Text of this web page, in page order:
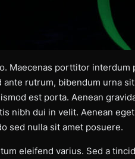
Maecenas porttitor
rutrum, bibendum urna
est porta. Aenean
nibh dui in velit. Aenean
sed nulla sit amet posuere.
eleifend varius. Sed a